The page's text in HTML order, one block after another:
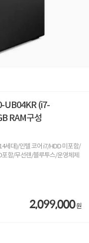
UB04KR (i7-
RAM구성
세대)/인텔 코어 i7/HDD 미포함/
함/무선랜/블루투스/운영체제
2,099,000원